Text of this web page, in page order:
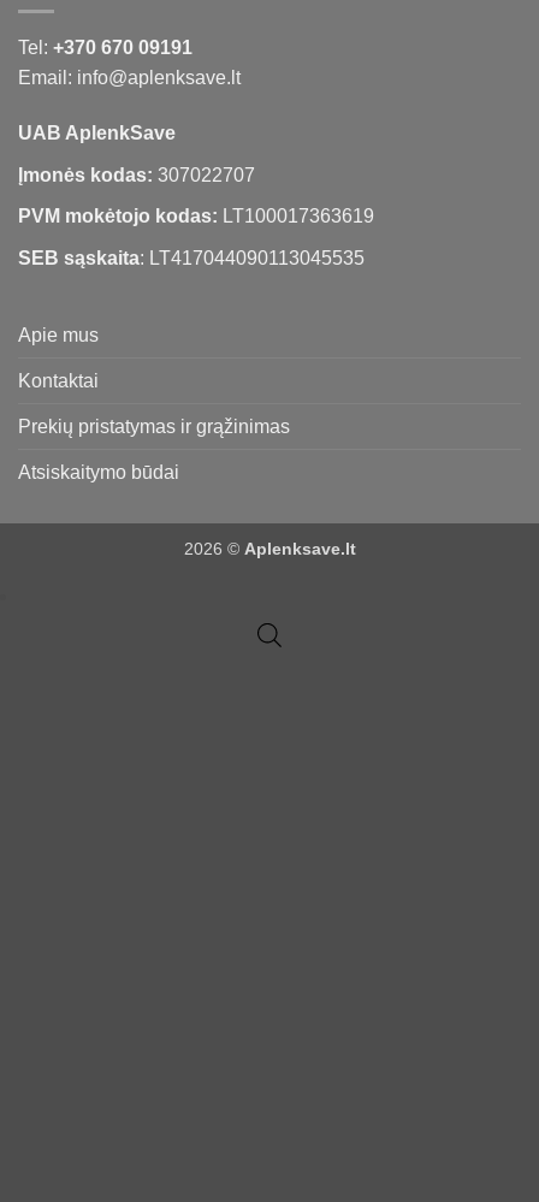
Tel: +370 670 09191
Email: info@aplenksave.lt
UAB AplenkSave
Įmonės kodas: 307022707
PVM mokėtojo kodas: LT100017363619
SEB sąskaita: LT417044090113045535
Apie mus
Kontaktai
Prekių pristatymas ir grąžinimas
Atsiskaitymo būdai
2026 © Aplenksave.lt